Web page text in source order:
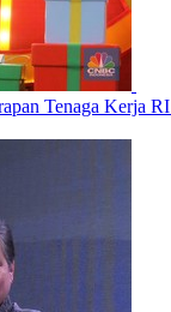
Tenaga Kerja